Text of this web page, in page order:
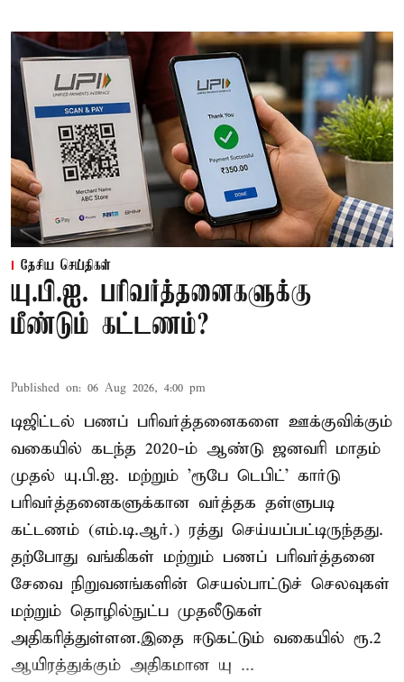
தேசிய செய்திகள்
யு.பி.ஐ. பரிவர்த்தனைகளுக்கு
மீண்டும் கட்டணம்?
Published on: 06 Aug 2026, 4:00 pm
டிஜிட்டல் பணப் பரிவர்த்தனைகளை ஊக்குவிக்கும்
வகையில் கடந்த 2020-ம் ஆண்டு ஜனவரி மாதம்
முதல் யு.பி.ஐ. மற்றும் 'ரூபே டெபிட்' கார்டு
பரிவர்த்தனைகளுக்கான வர்த்தக தள்ளுபடி
கட்டணம் (எம்.டி.ஆர்.) ரத்து செய்யப்பட்டிருந்தது.
தற்போது வங்கிகள் மற்றும் பணப் பரிவர்த்தனை
சேவை நிறுவனங்களின் செயல்பாட்டுச் செலவுகள்
மற்றும் தொழில்நுட்ப முதலீடுகள்
அதிகரித்துள்ளன.இதை ஈடுகட்டும் வகையில் ரூ.2
ஆயிரத்துக்கும் அதிகமான யு ...